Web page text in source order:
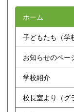
ホーム
子どもたち（学
お知らせのペー
学校紹介
校長室より（グ